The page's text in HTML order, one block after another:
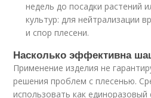
недель до посадки растений
культур: для нейтрализации
и спор плесени.
Насколько эффективна
Применение изделия не
решения проблем с плесенью.
использовать как